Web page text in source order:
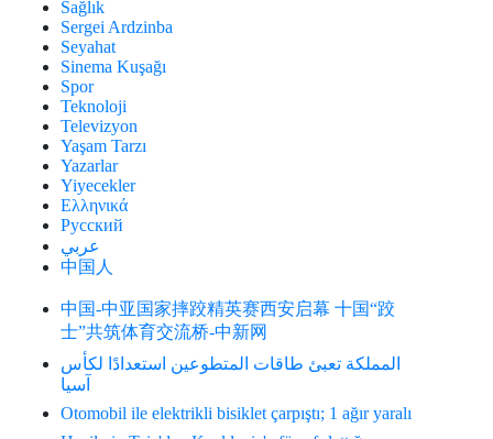
Sağlık
Sergei Ardzinba
Seyahat
Sinema Kuşağı
Spor
Teknoloji
Televizyon
Yaşam Tarzı
Yazarlar
Yiyecekler
Ελληνικά
Русский
عربي
中国人
中国-中亚国家摔跤精英赛西安启幕 十国“跤
士”共筑体育交流桥-中新网
المملكة تعبئ طاقات المتطوعين استعدادًا لكأس
آسيا
Otomobil ile elektrikli bisiklet çarpıştı; 1 ağır yaralı